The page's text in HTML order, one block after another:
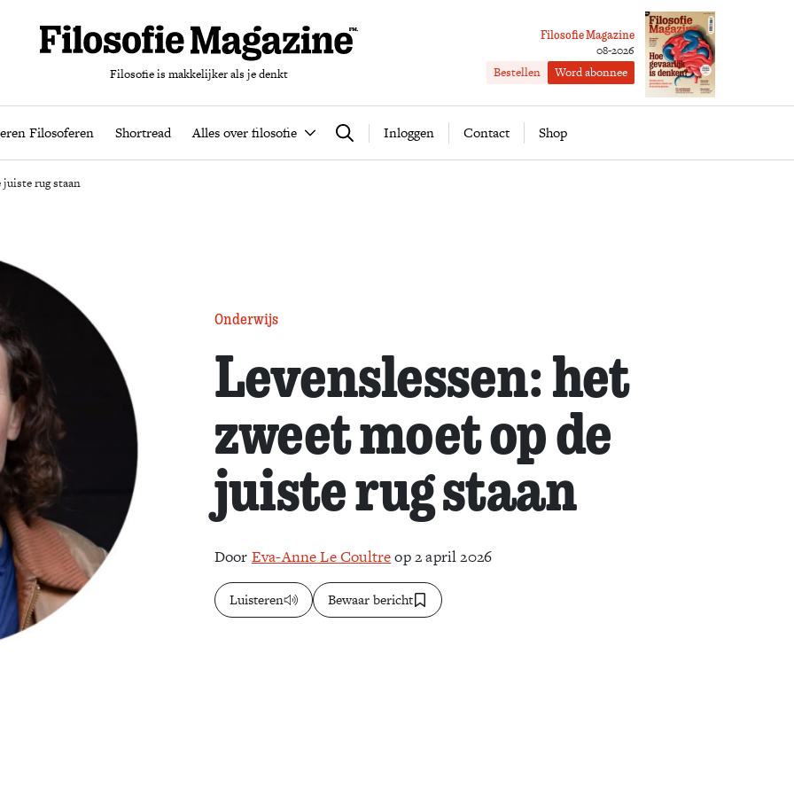
Filosofie is makkelijker als je denkt
Filosofie Magazine
08-2026
Bestellen Word abonnee
Filosoferen Shortread Alles over filosofie Zoeken Inloggen Contact Shop
Podcast Leren Filosoferen Shortread Alles over filosofie Word abonnee
juiste rug staan
Onderwijs
Levenslessen: het
zweet moet op de
juiste rug staan
Door Eva-Anne Le Coultreop 2 april 2026
Luisteren Bewaar bericht